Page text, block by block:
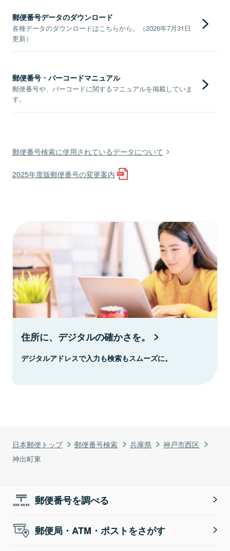
日本郵便トップ 郵便番号検索 兵庫県
神戸市西区
神出町東
郵便番号データのダウンロード
各種データのダウンロードはこちらから。（2026年7月31日
更新）
郵便番号・バーコードマニュアル
郵便番号や、バーコードに関するマニュアルを掲載していま
す。
郵便番号検索に使用されているデータについて
2025年度版郵便番号の変更案内
住所に、デジタルの確かさを。
デジタルアドレスで入力も検索もスムーズに。
郵便番号を調べる
郵便局・ATM・ポストをさがす